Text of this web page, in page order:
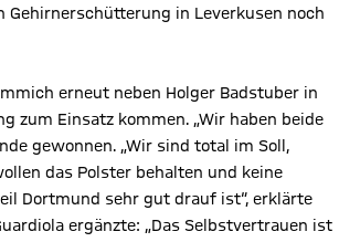
Gehirnerschütterung in Leverkusen noch
erneut neben Holger Badstuber in
zum Einsatz kommen. „Wir haben beide
gewonnen. „Wir sind total im Soll,
das Polster behalten und keine
Dortmund sehr gut drauf ist“, erklärte
ergänzte: „Das Selbstvertrauen ist